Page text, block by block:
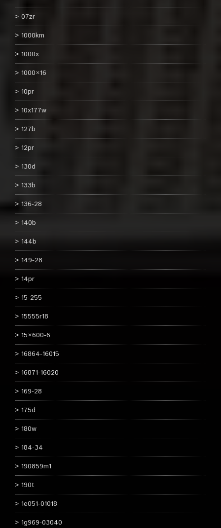
07zr
1000km
1000x
1000×16
10pr
10x177w
127b
12pr
130d
133b
136-28
140b
144b
149-28
14pr
15-255
15555r18
15×600-6
16864-16015
16871-16020
169-28
175d
180w
184-34
190859m1
190t
1e051-01018
1g969-03040